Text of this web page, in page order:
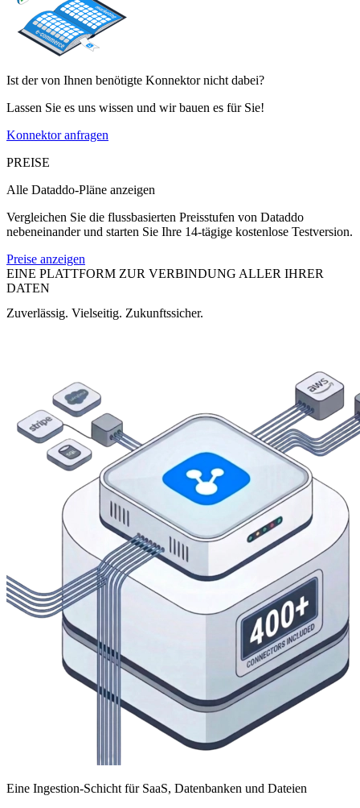
Ist der von Ihnen benötigte Konnektor nicht dabei?
Lassen Sie es uns wissen und wir bauen es für Sie!
Konnektor anfragen
PREISE
Alle Dataddo-Pläne anzeigen
Vergleichen Sie die flussbasierten Preisstufen von Dataddo
nebeneinander und starten Sie Ihre 14-tägige kostenlose Testversion.
Preise anzeigen
EINE PLATTFORM ZUR VERBINDUNG ALLER IHRER
DATEN
Zuverlässig. Vielseitig. Zukunftssicher.
Eine Ingestion-Schicht für SaaS, Datenbanken und Dateien